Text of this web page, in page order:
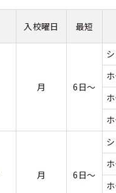
合宿免許 体験談・口
合宿免許 よくある質
まるわかり！合宿免
入校曜日 最短
月 6日～
月 6日～